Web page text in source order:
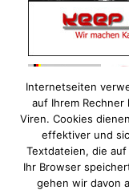
Internetseiten
auf Ihrem
Viren. Cookies
effektiver und
Textdateien, die
Ihr Browser
gehen wir davon